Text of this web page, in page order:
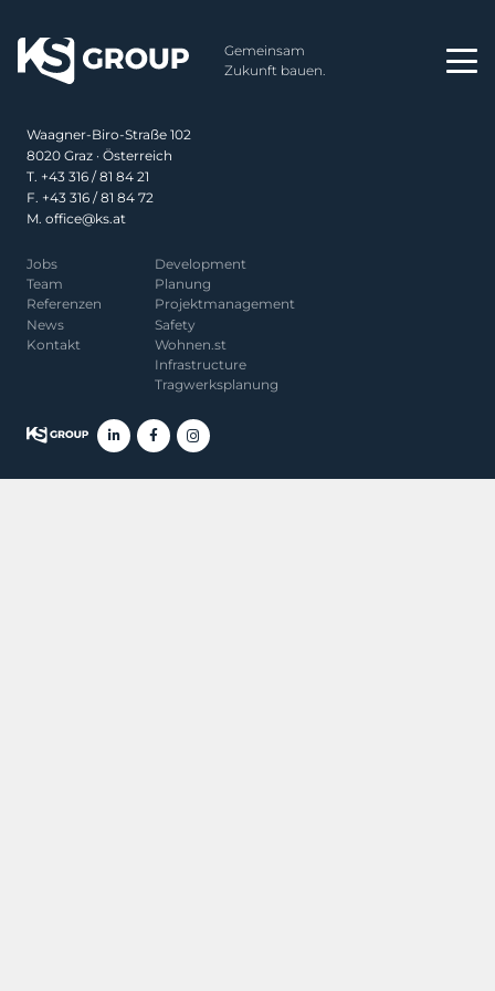
Gemeinsam
Zukunft bauen.
Impressum
Datenschutz
Privatsphäre-Einstellungen
Waagner-Biro-Straße 102
8020 Graz · Österreich
T. +43 316 / 81 84 21
F. +43 316 / 81 84 72
M. office@ks.at
Jobs
Team
Referenzen
News
Kontakt
Development
Planung
Projekt­management
Safety
Wohnen.st
Infrastructure
Tragwerksplanung